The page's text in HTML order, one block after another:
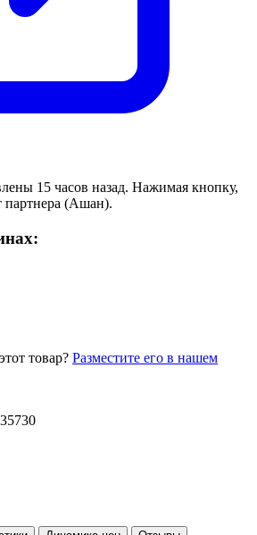
15 часов назад. Нажимая кнопку,
партнера (Ашан).
товар? Разместите его в нашем